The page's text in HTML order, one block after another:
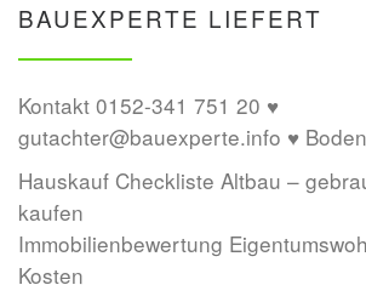
BAUEXPERTE LIEFERT
Kontakt 0152-341 751 20 ♥
gutachter@bauexperte.info ♥
Hauskauf Checkliste Altbau –
kaufen
Immobilienbewertung
Kosten